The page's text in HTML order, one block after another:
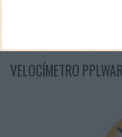
VELOCÍMETRO